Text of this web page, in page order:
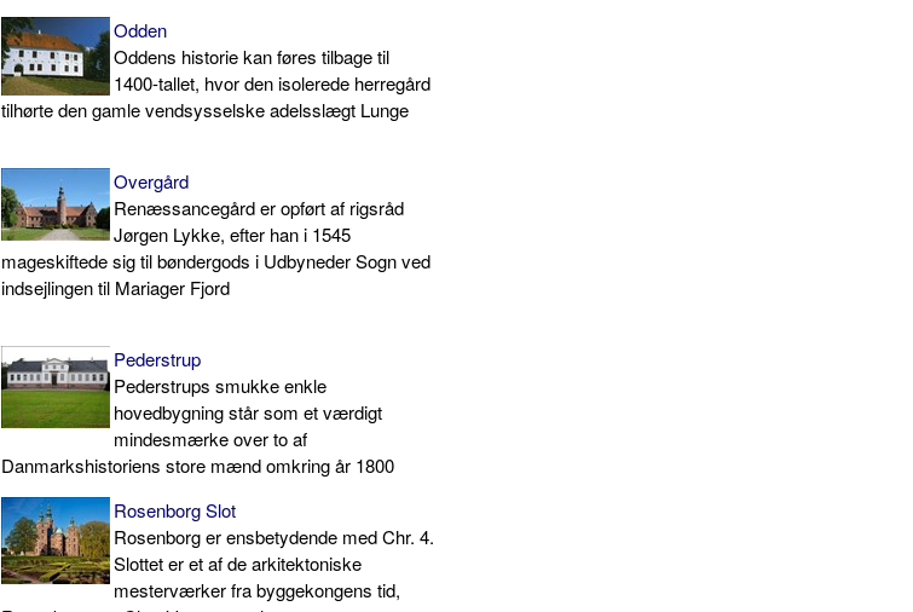
Odden
Oddens historie kan føres tilbage til
1400-tallet, hvor den isolerede herregård
tilhørte den gamle vendsysselske adelsslægt Lunge
Overgård
Renæssancegård er opført af rigsråd
Jørgen Lykke, efter han i 1545
mageskiftede sig til bøndergods i Udbyneder Sogn ved
indsejlingen til Mariager Fjord
Pederstrup
Pederstrups smukke enkle
hovedbygning står som et værdigt
mindesmærke over to af
Danmarkshistoriens store mænd omkring år 1800
Rosenborg Slot
Rosenborg er ensbetydende med Chr. 4.
Slottet er et af de arkitektoniske
mesterværker fra byggekongens tid,